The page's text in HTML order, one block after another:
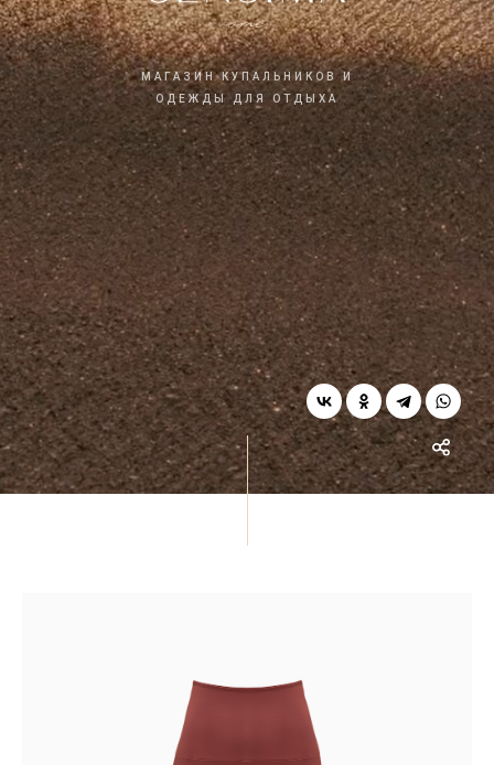
МАГАЗИН КУПАЛЬНИКОВ И
ОДЕЖДЫ ДЛЯ ОТДЫХА